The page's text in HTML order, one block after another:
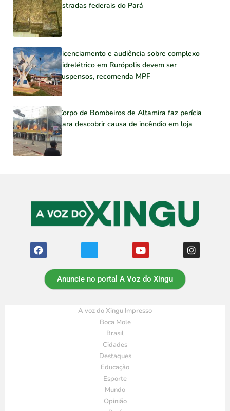
estradas federais do Pará
Licenciamento e audiência sobre complexo
hidrelétrico em Rurópolis devem ser
suspensos, recomenda MPF
Corpo de Bombeiros de Altamira faz perícia
para descobrir causa de incêndio em loja
Anuncie no portal A Voz do Xingu
A voz do Xingu Impresso
Boca Mole
Brasil
Cidades
Destaques
Educação
Esporte
Mundo
Opinião